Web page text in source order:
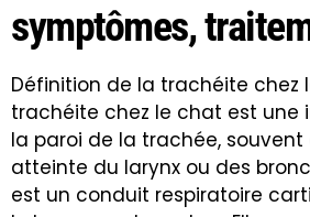
symptômes,
Définition de la trachéite chez
trachéite chez le chat est une
la paroi de la trachée,
atteinte du larynx ou des
est un conduit respiratoire